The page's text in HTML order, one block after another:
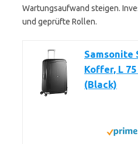
Wartungsaufwand steigen.
und geprüfte Rollen.
Samsonite
Koffer, L
(Black)